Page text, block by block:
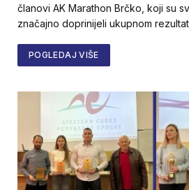
članovi AK Marathon Brčko, koji su
značajno doprinijeli ukupnom
POGLEDAJ VIŠE